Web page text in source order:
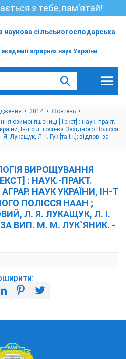
з тебе, пам’ятай!
наукова сільськогосподарська
аграрних наук України
2014
Жовтень
озимої пшениці [Текст] : наук.-практ.
Ін-т сіл. госп-ва Західного Полісся
Лукащук, Л. І. Гук [та ін.]; відпов. за
ВИРОЩУВАННЯ
: НАУК.-ПРАКТ.
НАУК УКРАЇНИ, ІН-Т
ПОЛІССЯ НААН ;
Л. Я. ЛУКАЩУК, Л. І.
ЗА ВИП. М. М. ЛУК`ЯНИК. -